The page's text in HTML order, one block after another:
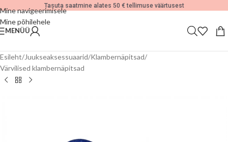
Mine navigeerimisele
Mine põhilehele
Tasuta saatmine alates 50 € tellimuse väärtusest
MENÜÜ
Esileht/Juukseaksessuaarid/Klambernäpitsad/
Värvilised klambernäpitsad